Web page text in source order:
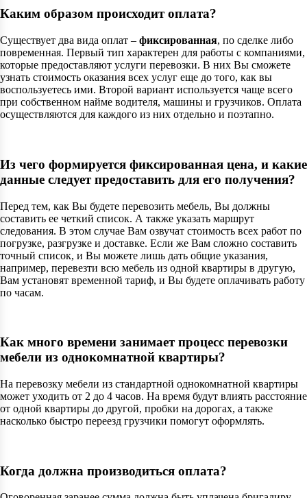
Каким образом происходит оплата?
Существует два вида оплат – фиксированная, по сделке либо
повременная. Первый тип характерен для работы с компаниями,
которые предоставляют услуги перевозки. В них Вы сможете
узнать стоимость оказания всех услуг еще до того, как вы
воспользуетесь ими. Второй вариант используется чаще всего
при собственном найме водителя, машины и грузчиков. Оплата
осуществляются для каждого из них отдельно и поэтапно.
Из чего формируется фиксированная цена, и какие
данные следует предоставить для его получения?
Перед тем, как Вы будете перевозить мебель, Вы должны
составить ее четкий список. А также указать маршрут
следования. В этом случае Вам озвучат стоимость всех работ по
погрузке, разгрузке и доставке. Если же Вам сложно составить
точный список, и Вы можете лишь дать общие указания,
например, перевезти всю мебель из одной квартиры в другую,
Вам установят временной тариф, и Вы будете оплачивать работу
по часам.
Как много времени занимает процесс перевозки
мебели из однокомнатной квартиры?
На перевозку мебели из стандартной однокомнатной квартиры
может уходить от 2 до 4 часов. На время будут влиять расстояние
от одной квартиры до другой, пробки на дорогах, а также
насколько быстро переезд грузчики помогут оформлять.
Когда должна производиться оплата?